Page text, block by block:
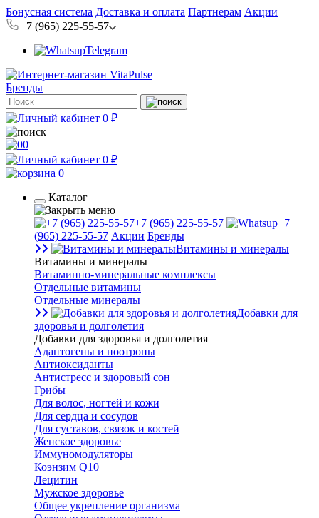
Бонусная система Доставка и оплата Партнерам Акции
+7 (965) 225-55-57
Telegram
Бренды
0 ₽
0
0 ₽
0
Каталог
+7 (965) 225-55-57
+7
(965) 225-55-57 Акции Бренды
Витамины и минералы
Витамины и минералы
Витаминно-минеральные комплексы
Отдельные витамины
Отдельные минералы
Добавки для
здоровья и долголетия
Добавки для здоровья и долголетия
Адаптогены и ноотропы
Антиоксиданты
Антистресс и здоровый сон
Грибы
Для волос, ногтей и кожи
Для сердца и сосудов
Для суставов, связок и костей
Женское здоровье
Иммуномодуляторы
Коэнзим Q10
Лецитин
Мужское здоровье
Общее укрепление организма